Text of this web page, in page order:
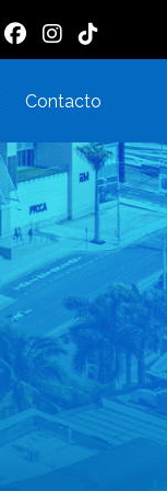
Contacto